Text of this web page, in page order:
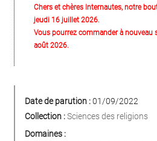
Chers et chères Internautes, notre
jeudi 16 juillet 2026.
Vous pourrez commander à nouveau
août 2026.
Date de parution :01/09/2022
Collection :Sciences des religions
Domaines :